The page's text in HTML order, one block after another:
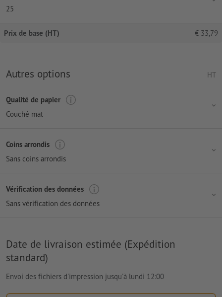
25
Prix de base (HT) € 33,79
Autres options HT
Qualité de papier
Couché mat
Coins arrondis
Sans coins arrondis
Vérification des données
Sans vérification des données
Date de livraison estimée (Expédition
standard)
Envoi des fichiers d'impression jusqu'à lundi 12:00